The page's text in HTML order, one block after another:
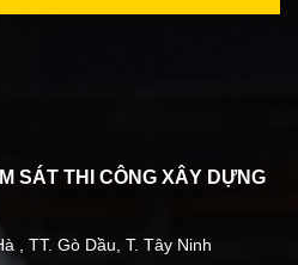
SÁT THI CÔNG XÂY DỰNG
, TT. Gò Dầu, T. Tây Ninh